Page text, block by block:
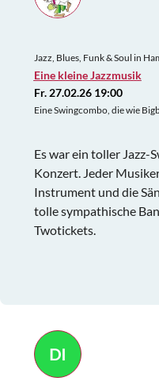
Jazz, Blues, Funk & Soul in
Eine kleine Jazzmusik
Fr. 27.02.26 19:00
Eine Swingcombo, die wie
Es war ein toller Jazz-
Konzert. Jeder
Instrument und die
tolle sympathische
Twotickets.
DI